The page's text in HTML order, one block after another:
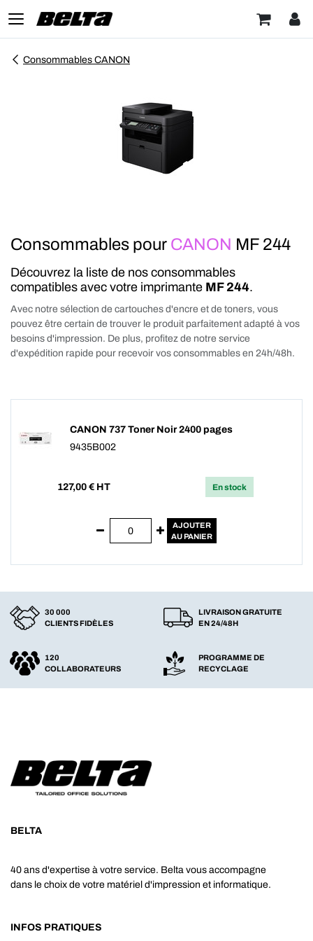
Consommables CANON
Consommables pour CANON MF 244
Découvrez la liste de nos consommables
compatibles avec votre imprimante MF 244.
Avec notre sélection de cartouches d'encre et de toners, vous
pouvez être certain de trouver le produit parfaitement adapté à vos
besoins d'impression. De plus, profitez de notre service
d'expédition rapide pour recevoir vos consommables en 24h/48h.
CANON 737 Toner Noir 2400 pages
9435B002
127,00 € HT En stock
AJOUTER
AU PANIER
30 000
CLIENTS FIDÈLES
LIVRAISON GRATUITE
EN 24/48H
120
COLLABORATEURS
PROGRAMME DE
RECYCLAGE
BELTA
40 ans d'expertise à votre service. Belta vous accompagne
dans le choix de votre matériel d'impression et informatique.
INFOS PRATIQUES